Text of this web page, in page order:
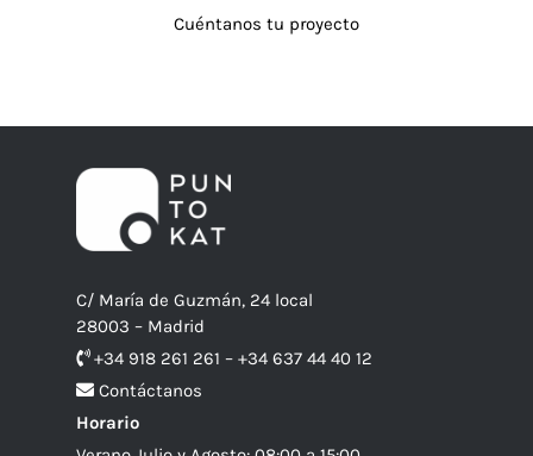
Cuéntanos tu proyecto
C/ María de Guzmán, 24 local
28003 – Madrid
+34 918 261 261 – +34 637 44 40 12
Contáctanos
Horario